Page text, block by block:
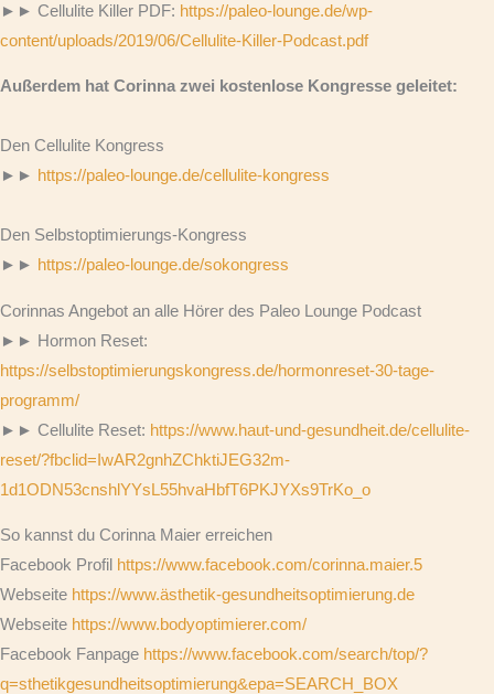
►► Cellulite Killer PDF: https://paleo-lounge.de/wp-
content/uploads/2019/06/Cellulite-Killer-Podcast.pdf
Außerdem hat Corinna zwei kostenlose Kongresse geleitet:
Den Cellulite Kongress
►► https://paleo-lounge.de/cellulite-kongress
Den Selbstoptimierungs-Kongress
►► https://paleo-lounge.de/sokongress
Corinnas Angebot an alle Hörer des Paleo Lounge Podcast
►► Hormon Reset:
https://selbstoptimierungskongress.de/hormonreset-30-tage-
programm/
►► Cellulite Reset: https://www.haut-und-gesundheit.de/cellulite-
reset/?fbclid=IwAR2gnhZChktiJEG32m-
1d1ODN53cnshlYYsL55hvaHbfT6PKJYXs9TrKo_o
So kannst du Corinna Maier erreichen
Facebook Profil https://www.facebook.com/corinna.maier.5
Webseite https://www.ästhetik-gesundheitsoptimierung.de
Webseite https://www.bodyoptimierer.com/
Facebook Fanpage https://www.facebook.com/search/top/?
q=sthetikgesundheitsoptimierung&epa=SEARCH_BOX